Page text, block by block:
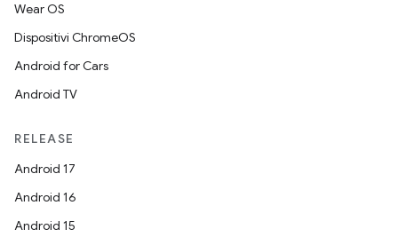
Wear OS
Dispositivi ChromeOS
Android for Cars
Android TV
RELEASE
Android 17
Android 16
Android 15